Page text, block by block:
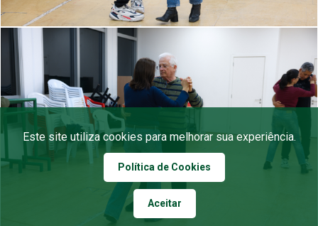
Este site utiliza cookies para melhorar sua experiência.
Política de Cookies
Aceitar